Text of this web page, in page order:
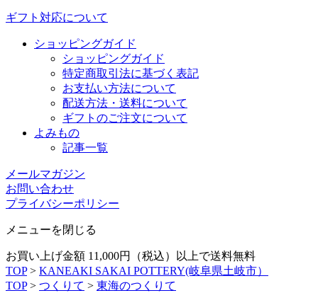
ギフト対応について
ショッピングガイド
ショッピングガイド
特定商取引法に基づく表記
お支払い方法について
配送方法・送料について
ギフトのご注文について
よみもの
記事一覧
メールマガジン
お問い合わせ
プライバシーポリシー
メニューを閉じる
お買い上げ金額 11,000円（税込）以上で送料無料
TOP> KANEAKI SAKAI POTTERY(岐阜県土岐市）
TOP > つくりて > 東海のつくりて